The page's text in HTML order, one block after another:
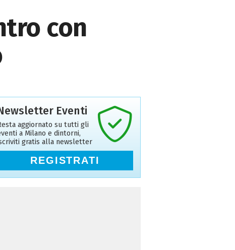
con
Eventi
aggiornato su tutti gli
a Milano e dintorni,
gratis alla newsletter
REGISTRATI